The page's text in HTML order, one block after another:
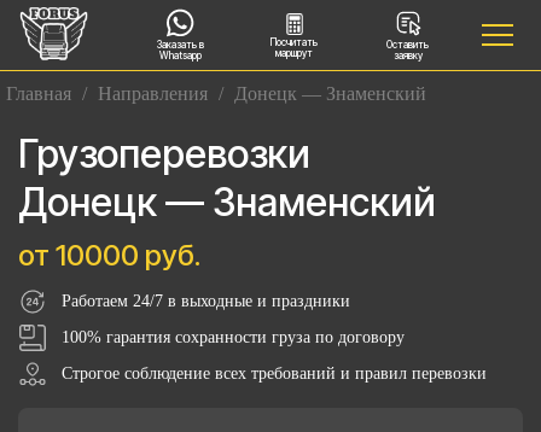
Заказать в
Whatsapp
Посчитать
маршрут
Оставить
заявку
Главная / Направления / Донецк — Знаменский
Грузоперевозки
Донецк — Знаменский
от 10000 руб.
Работаем 24/7 в выходные и праздники
100% гарантия сохранности груза по договору
Строгое соблюдение всех требований и правил перевозки